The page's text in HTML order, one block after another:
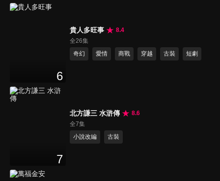
6
貴人多旺事
8.4
全26集
奇幻
愛情 商戰 穿越 古裝 短劇
7
北方謙三 水滸傳
8.6
全7集
小說改編
古裝